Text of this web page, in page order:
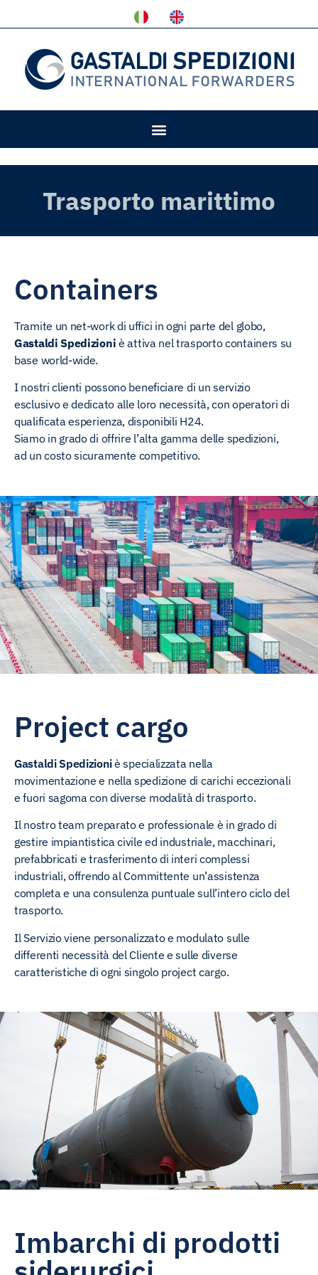
Trasporto marittimo
Containers
Tramite un net-work di uffici in ogni parte del globo,
Gastaldi Spedizioni è attiva nel trasporto containers su
base world-wide.
I nostri clienti possono beneficiare di un servizio
esclusivo e dedicato alle loro necessità, con operatori di
qualificata esperienza, disponibili H24.
Siamo in grado di offrire l’alta gamma delle spedizioni,
ad un costo sicuramente competitivo.
Project cargo
Gastaldi Spedizioniè specializzata nella
movimentazione e nella spedizione di carichi eccezionali
e fuori sagoma con diverse modalità di trasporto.
Il nostro team preparato e professionale è in grado di
gestire impiantistica civile ed industriale, macchinari,
prefabbricati e trasferimento di interi complessi
industriali, offrendo al Committente un’assistenza
completa e una consulenza puntuale sull’intero ciclo del
trasporto.
Il Servizio viene personalizzato e modulato sulle
differenti necessità del Cliente e sulle diverse
caratteristiche di ogni singolo project cargo.
Imbarchi di prodotti